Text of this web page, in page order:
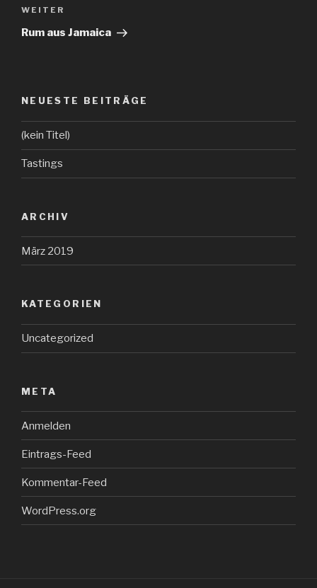
Nächster
Beitrag
WEITER
Rum aus Jamaica
NEUESTE BEITRÄGE
(kein Titel)
Tastings
ARCHIV
März 2019
KATEGORIEN
Uncategorized
META
Anmelden
Eintrags-Feed
Kommentar-Feed
WordPress.org